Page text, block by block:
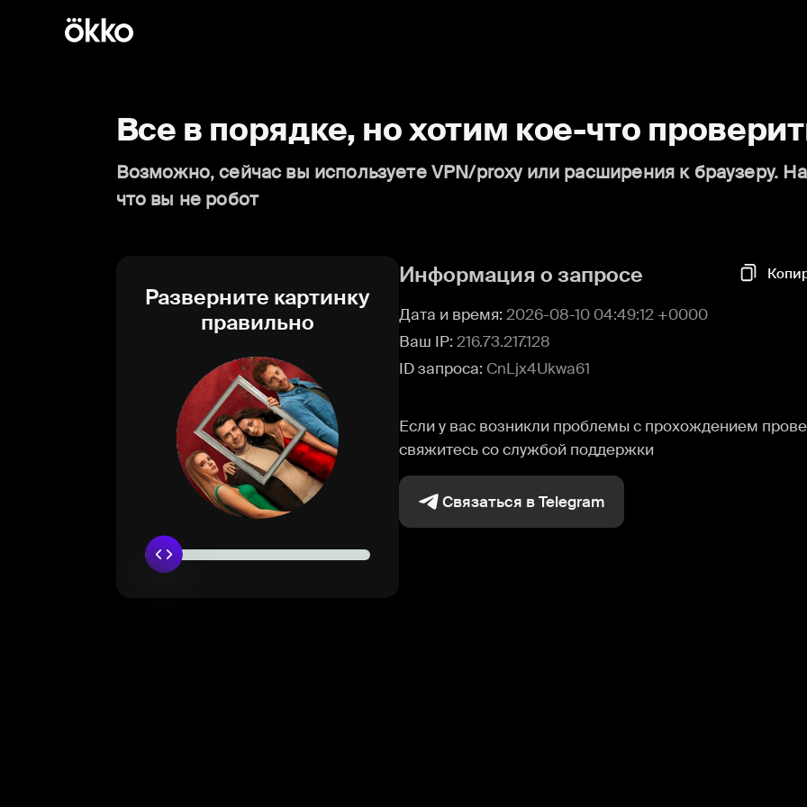
Все в порядке, но хотим кое-что
Возможно, сейчас вы используете VPN/proxy или расширения к браузеру.
что вы не робот
Разверните картинку
правильно
Информация о запросе
Дата и время: 2026-08-10 04:49:12 +0000
Ваш IP: 216.73.217.128
ID запроса: CnLjx4Ukwa61
Если у вас возникли проблемы с прохождением
свяжитесь со службой поддержки
Связаться в Telegram